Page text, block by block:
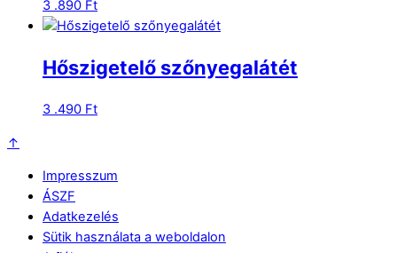
3 .890 Ft
Hőszigetelő szőnyegalátét
3 .490 Ft
↑
Impresszum
ÁSZF
Adatkezelés
Sütik használata a weboldalon